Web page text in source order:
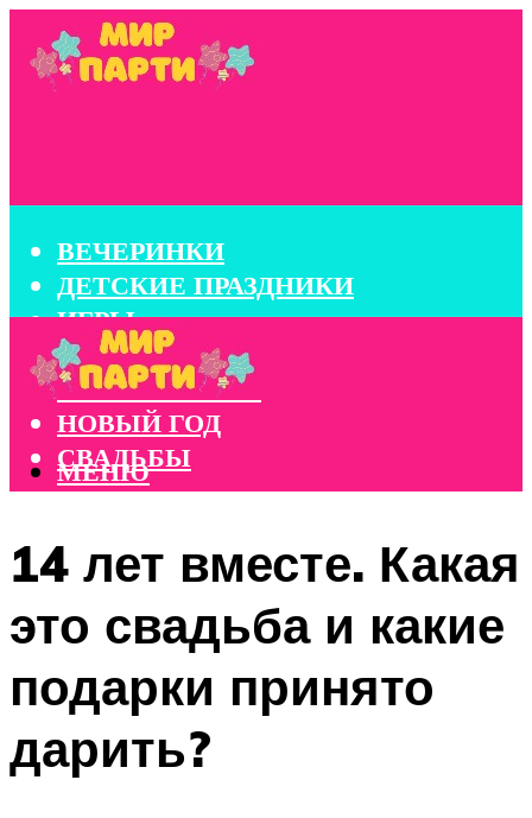
ВЕЧЕРИНКИ
ДЕТСКИЕ ПРАЗДНИКИ
ИГРЫ
КОНКУРСЫ
КОРПОРАТИВЫ
НОВЫЙ ГОД
СВАДЬБЫ
МЕНЮ
14 лет вместе. Какая
это свадьба и какие
подарки принято
дарить?